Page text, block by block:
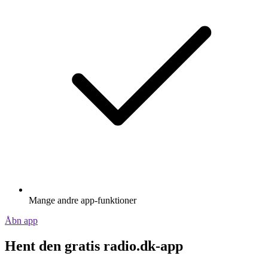
Mange andre app-funktioner
Åbn app
Hent den gratis radio.dk-app